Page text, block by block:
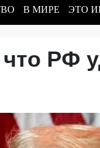
В МИРЕ ЭТО
РФ